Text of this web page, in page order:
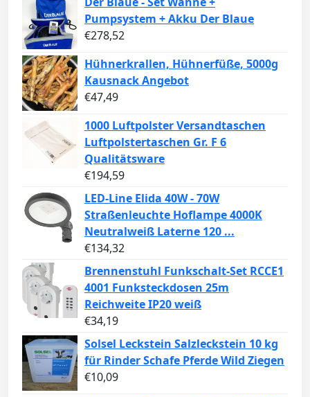
Pumpsystem + Akku Der Blaue
€278,52
Hühnerkrallen, Hühnerfüße, 5000g
Kausnack Angebot
€47,49
1000 Luftpolster Versandtaschen
Luftpolstertaschen Gr. F 6
Qualitätsware
€194,59
LED-Line Elida 40W - 70W
Straßenleuchte Hoflampe 4000K
Neutralweiß Laterne 120 ...
€134,32
Brennenstuhl Funkschalt-Set RCCE1
4001 Funksteckdosen 25m
Reichweite IP20 weiß
€34,19
Solsel Leckstein Salzleckstein 10 kg
für Rinder Schafe Pferde Wild Ziegen
€10,09